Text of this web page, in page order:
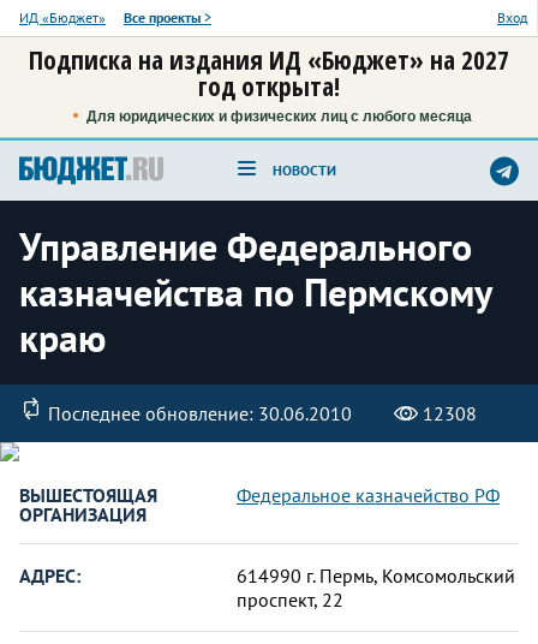
ИД «Бюджет» Все проекты > Вход
Подписка на издания ИД «Бюджет» на 2027
год открыта!
Для юридических и физических лиц с любого месяца
НОВОСТИ
Управление Федерального
казначейства по Пермскому
краю
Последнее обновление: 30.06.2010 12308
ВЫШЕСТОЯЩАЯ
ОРГАНИЗАЦИЯ
Федеральное казначейство РФ
АДРЕС:
614990 г. Пермь, Комсомольский
проспект, 22